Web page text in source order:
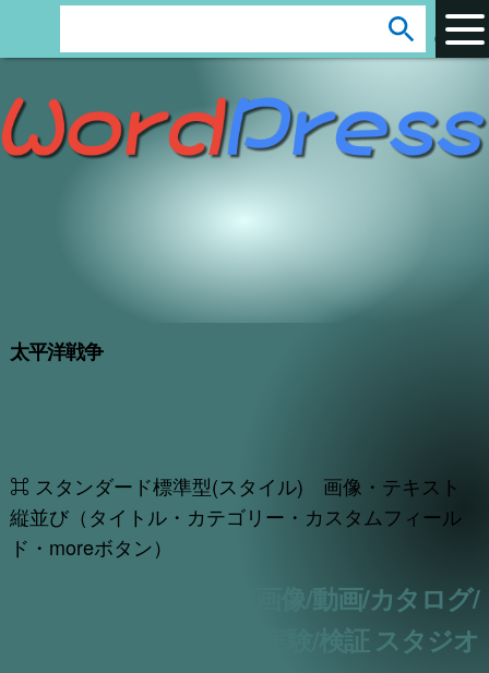
太平洋戦争
⌘ スタンダード標準型(スタイル) 画像・テキスト
縦並び（タイトル・カテゴリー・カスタムフィール
ド・moreボタン）
アフィリエイト/CSV/画像/動画/カタログ/
実験/検証 スタジオ
e
r